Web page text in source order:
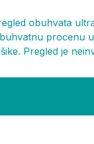
obuhvata
procenu
Pregled je